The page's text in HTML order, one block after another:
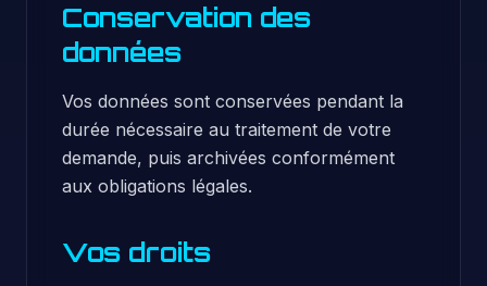
Conservation des
données
Vos données sont conservées pendant la
durée nécessaire au traitement de votre
demande, puis archivées conformément
aux obligations légales.
Vos droits